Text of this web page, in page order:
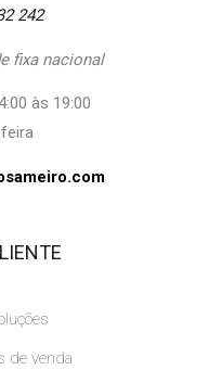
242
fixa nacional
às 19:00
de venda